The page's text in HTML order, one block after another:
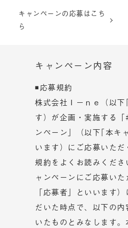
キャンペーンの応募はこち
ら
キャンペーン内容
◾応募規約
株式会社Ｉ－ｎｅ（以下
す）が企画・実施する
ンペーン」（以下｢本キ
います）にご応募いた
規約をよくお読みくだ
ャンペーンにご応募い
「応募者」といいます
だいた時点で、以下の
いたものとみなします